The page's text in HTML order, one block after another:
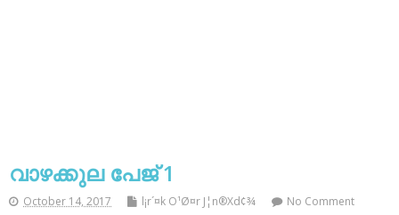
വാഴക്കുല പേജ് 1
October 14, 2017 l¡r´¤k O¹Ø¤r J¦n®Xd¢¾ No Comment